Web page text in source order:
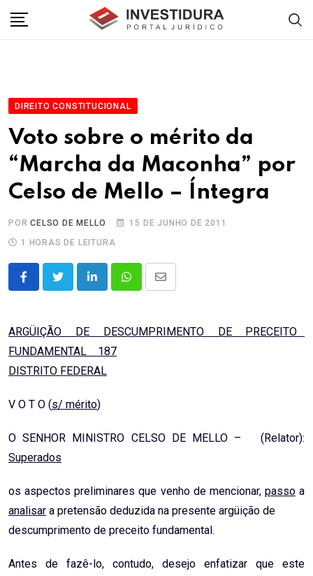
DIREITO CONSTITUCIONAL
Voto sobre o mérito da
“Marcha da Maconha” por
Celso de Mello – Íntegra
PORCELSO DE MELLO
15 DE JUNHO DE 2011
1 HORAS DE LEITURA
LinkedInWhatsappShare
Email
ARGÜIÇÃO DE DESCUMPRIMENTO DE PRECEITO
FUNDAMENTAL 187
DISTRITO FEDERAL
V O T O (s/ mérito)
O SENHOR MINISTRO CELSO DE MELLO – (Relator):
Superados
os aspectos preliminares que venho de mencionar, passoa
analisar a pretensão deduzida na presente argüição de
descumprimento de preceito fundamental.
Antes de fazê-lo, contudo, desejo enfatizar que este